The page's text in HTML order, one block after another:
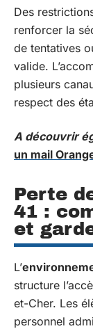
Des
renforcer la
de tentatives
valide.
plusieurs
respect des
A découvrir
un mail
Perte
41 :
et
L’
structure
et-Cher. Les
personnel